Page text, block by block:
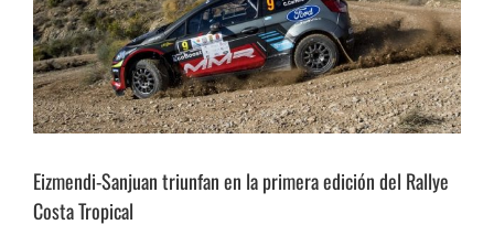
Eizmendi-Sanjuan triunfan en la primera edición del Rallye
Costa Tropical